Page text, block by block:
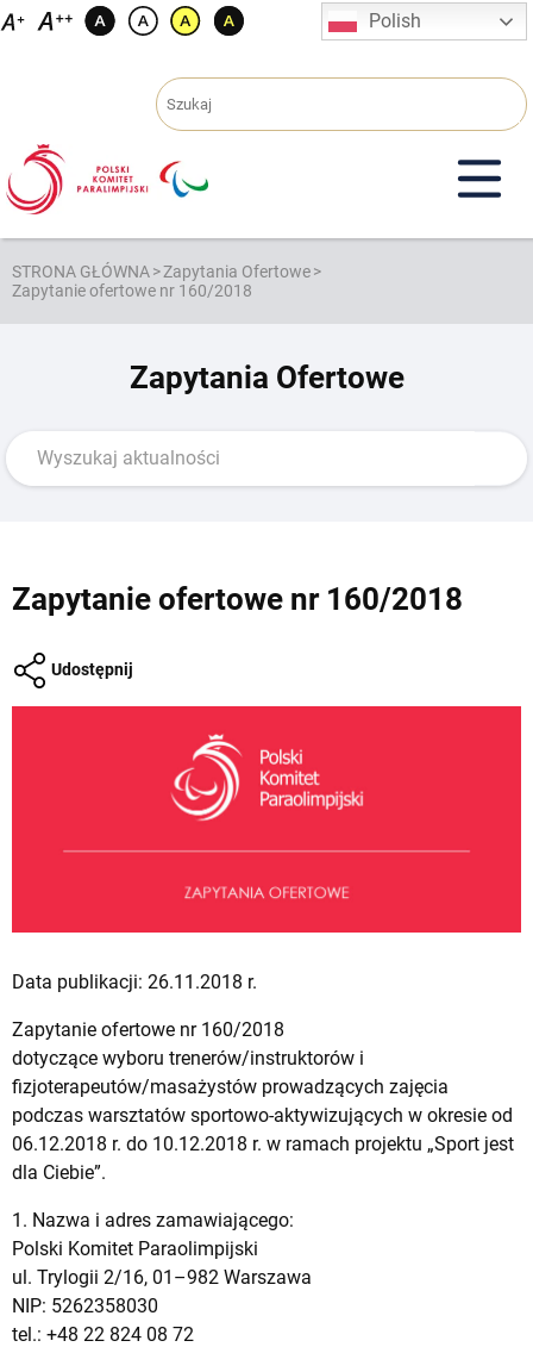
Przejdź
Polish
STRONA GŁÓWNA>Zapytania Ofertowe>
Zapytanie ofertowe nr 160/2018
Zapytania Ofertowe
Zapytanie ofertowe nr 160/2018
Udostępnij
Data publikacji: 26.11.2018 r.
Zapytanie ofertowe nr 160/2018
dotyczące wyboru trenerów/instruktorów i
fizjoterapeutów/masażystów prowadzących zajęcia
podczas warsztatów sportowo-aktywizujących w okresie od
06.12.2018 r. do 10.12.2018 r. w ramach projektu „Sport jest
dla Ciebie”.
1. Nazwa i adres zamawiającego:
Polski Komitet Paraolimpijski
ul. Trylogii 2/16, 01–982 Warszawa
NIP: 5262358030
tel.: +48 22 824 08 72